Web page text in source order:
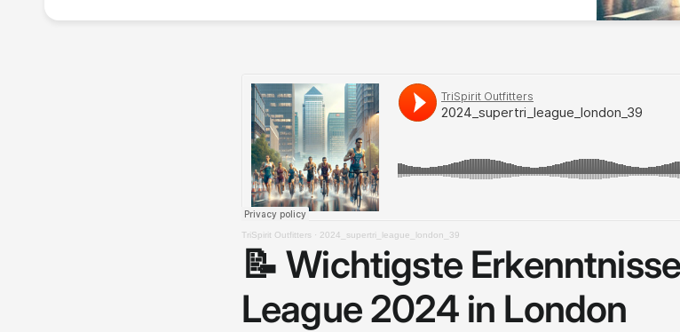
TriSpirit Outfitters · 2024_supertri_league_london_39
📝 Wichtigste
League 2024 in London